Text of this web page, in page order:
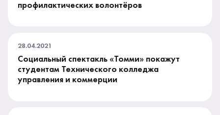
профилактических волонтёров
28.04.2021
Социальный спектакль «Томми» покажут
студентам Технического колледжа
управления и коммерции